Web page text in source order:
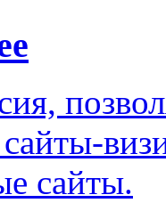
сайты.